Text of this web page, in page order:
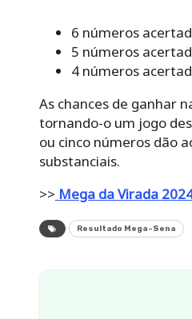
6 números
5 números
4 números
As chances de ganhar
tornando-o um jogo
ou cinco números dão
substanciais.
>> Mega da Virada
Resultado Mega-Sena